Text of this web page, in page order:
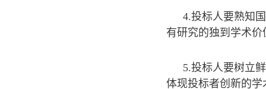
4.投标人要熟知
有研究的独到学术
5.投标人要树立
体现投标者创新的